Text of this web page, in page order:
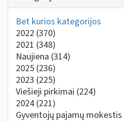
Bet kurios kategorijos
2022 (370)
2021 (348)
Naujiena (314)
2025 (236)
2023 (225)
Viešieji pirkimai (224)
2024 (221)
Gyventojų pajamų mokestis